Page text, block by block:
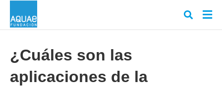
¿Cuáles son las
aplicaciones de la